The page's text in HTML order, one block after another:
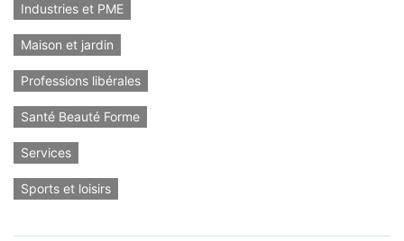
Industries et PME
Maison et jardin
Professions libérales
Santé Beauté Forme
Services
Sports et loisirs